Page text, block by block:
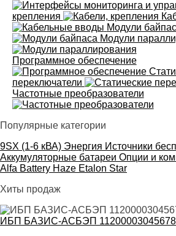
крепления
Модули
Модули
Программное обеспечение
переключатели
Частотные преобразователи
Популярные категории
9SX (1-6 кВА) Энергия Источники
Аккумуляторные батареи Опции и
Alfa Battery Haze Etalon Star
Хиты продаж
ИБП БАЗИС-АСБЭП